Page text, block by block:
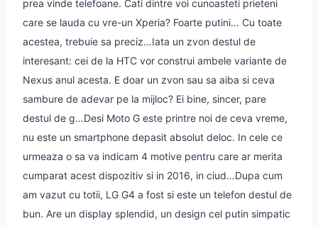
prea vinde telefoane. Cati dintre voi cunoasteti prieteni
care se lauda cu vre-un Xperia? Foarte putini… Cu toate
acestea, trebuie sa preciz…Iata un zvon destul de
interesant: cei de la HTC vor construi ambele variante de
Nexus anul acesta. E doar un zvon sau sa aiba si ceva
sambure de adevar pe la mijloc? Ei bine, sincer, pare
destul de g…Desi Moto G este printre noi de ceva vreme,
nu este un smartphone depasit absolut deloc. In cele ce
urmeaza o sa va indicam 4 motive pentru care ar merita
cumparat acest dispozitiv si in 2016, in ciud…Dupa cum
am vazut cu totii, LG G4 a fost si este un telefon destul de
bun. Are un display splendid, un design cel putin simpatic